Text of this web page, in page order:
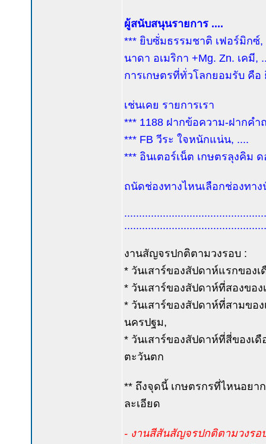
ผู้สนับสนุนรายการ ....
*** ยิบซั่มธรรมชาติ เฟอร์มิกซ์,
นาดา อเมริกา +Mg. Zn. เคมี,
การเกษตรที่ทั่วโลกยอมรับ คื
เช่นเคย รายการเรา
*** 1188 ฝากข้อความ-ฝากคำ
*** FB วีระ ใจหนักแน่น, ....
*** อินเตอร์เน็ต เกษตรลุงคิม
ถนัดช่องทางไหนเลือกช่องทา
งานสัญจรปกติตามวงรอบ :
* วันเสาร์ของสัปดาห์แรกของ
* วันเสาร์ของสัปดาห์ที่สองขอ
* วันเสาร์ของสัปดาห์ที่สามขอ
นครปฐม,
* วันเสาร์ของสัปดาห์ที่สี่ของเ
ตะวันตก
** ถึงจุดนี้ เกษตรกรที่ไหนอย
ละเอียด
- งานสีสันสัญจรปกติตามวงรอ